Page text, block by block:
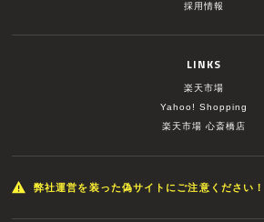
採用情報
LINKS
楽天市場
Yahoo! Shopping
楽天市場 心斎橋店
弊社運営を装った偽サイトにご注意ください！